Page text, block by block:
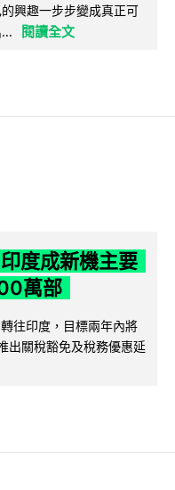
興趣一步步變成真正可
閱讀全文
度成新機主要
萬部
往印度，目標兩年內將
出關稅豁免及稅務優惠延